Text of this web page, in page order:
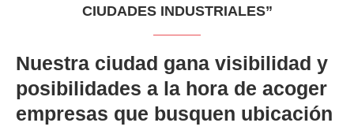
CIUDADES INDUSTRIALES”
Nuestra ciudad gana visibilidad y
posibilidades a la hora de acoger
empresas que busquen ubicación